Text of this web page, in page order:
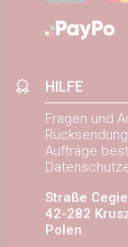
HILFE
Fragen und
Aufträge
Straße
42-282
Polen